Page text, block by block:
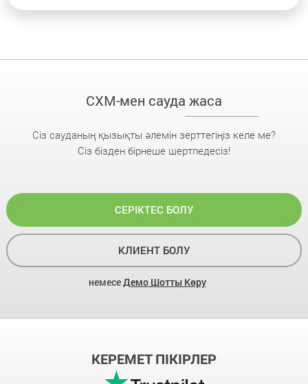
CXM-мен сауда жаса
Сіз сауданың қызықты әлемін зерттегіңіз келе ме?
Сіз бізден бірнеше шертпедесіз!
СЕРІКТЕС БОЛУ
КЛИЕНТ БОЛУ
немесеДемо Шотты Көру
КЕРЕМЕТ ПІКІРЛЕР